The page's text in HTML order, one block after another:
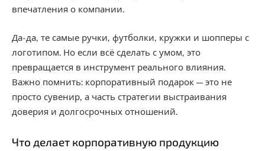
впечатления о компании.
Да-да, те самые ручки, футболки, кружки и шопперы с
логотипом. Но если всё сделать с умом, это
превращается в инструмент реального влияния.
Важно помнить: корпоративный подарок — это не
просто сувенир, а часть стратегии выстраивания
доверия и долгосрочных отношений.
Что делает корпоративную продукцию